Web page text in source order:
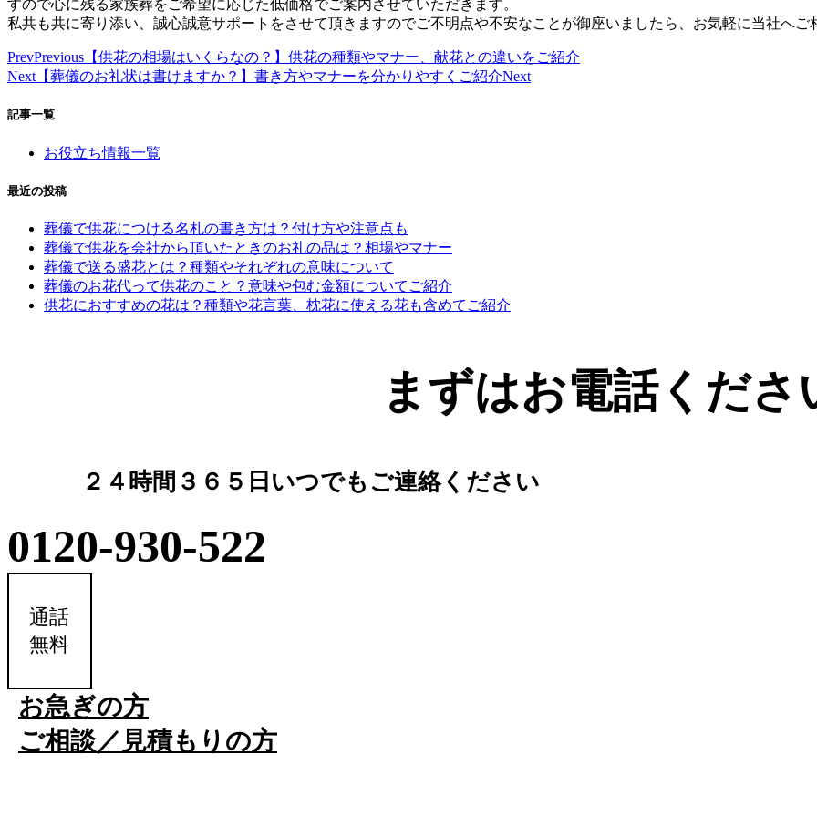
すので心に残る家族葬をご希望に応じた低価格でご案内させていただきます。
私共も共に寄り添い、誠心誠意サポートをさせて頂きますのでご不明点や不安なことが御座いましたら、お気軽に当社へご
PrevPrevious 【供花の相場はいくらなの？】供花の種類やマナー、献花との違いをご紹介
Next 【葬儀のお礼状は書けますか？】書き方やマナーを分かりやすくご紹介Next
記事一覧
お役立ち情報一覧
最近の投稿
葬儀で供花につける名札の書き方は？付け方や注意点も
葬儀で供花を会社から頂いたときのお礼の品は？相場やマナー
葬儀で送る盛花とは？種類やそれぞれの意味について
葬儀のお花代って供花のこと？意味や包む金額についてご紹介
供花におすすめの花は？種類や花言葉、枕花に使える花も含めてご紹介
まずはお電話くださ
２４時間３６５日いつでもご連絡ください
0120-930-522
通話
無料
お急ぎの方
ご相談／見積もりの方